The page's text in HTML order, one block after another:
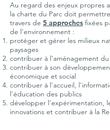
Au regard des enjeux propres
la charte du Parc doit
travers de 5 approches fixées
de l'environnement :
protéger et gérer les milieux
paysages
contribuer à l’aménagement
contribuer à son
économique et social
contribuer à l'accueil,
l'éducation des publics
développer l'expérimentation,
innovations et contribuer à la